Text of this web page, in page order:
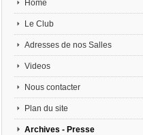
Home
Le Club
Adresses de nos Salles
Videos
Nous contacter
Plan du site
Archives - Presse